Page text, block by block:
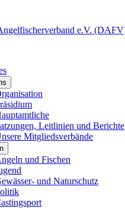
Leitlinien und Berichte
Mitgliedsverbände
und Fischen
und Naturschutz